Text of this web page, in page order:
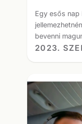
Egy esős
bevenni
2023.